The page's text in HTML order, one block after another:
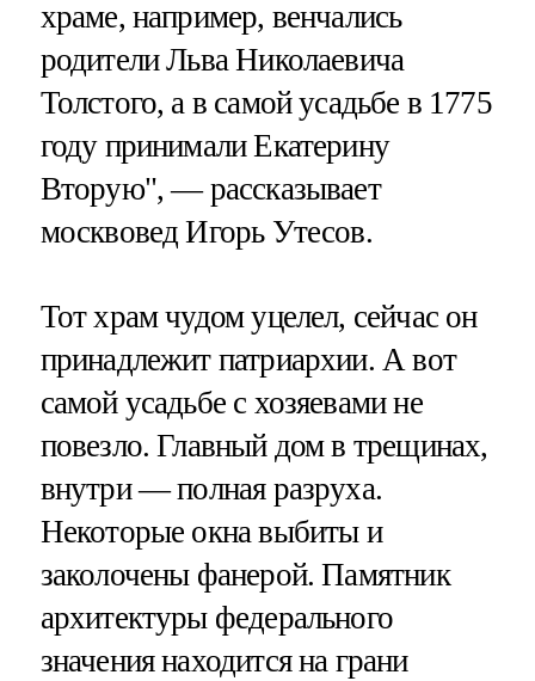
храме, например, венчались
родители Льва Николаевича
Толстого, а в самой усадьбе в 1775
году принимали Екатерину
Вторую", — рассказывает
москвовед Игорь Утесов.
Тот храм чудом уцелел, сейчас он
принадлежит патриархии. А вот
самой усадьбе с хозяевами не
повезло. Главный дом в трещинах,
внутри — полная разруха.
Некоторые окна выбиты и
заколочены фанерой. Памятник
архитектуры федерального
значения находится на грани